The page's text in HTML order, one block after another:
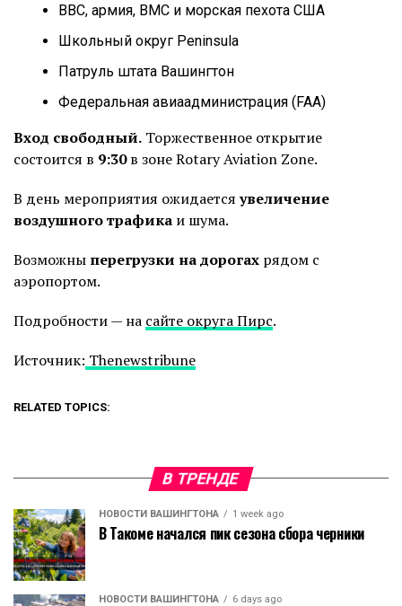
ВВС, армия, ВМС и морская пехота США
Школьный округ Peninsula
Патруль штата Вашингтон
Федеральная авиаадминистрация (FAA)
Вход свободный. Торжественное открытие
состоится в 9:30в зоне Rotary Aviation Zone.
В день мероприятия ожидаетсяувеличение
воздушного трафика и шума.
Возможны перегрузки на дорогах рядом с
аэропортом.
Подробности — на сайте округа Пирс.
Источник: Thenewstribune
RELATED TOPICS:
В ТРЕНДЕ
НОВОСТИ ВАШИНГТОНА 1 week ago
В Такоме начался пик сезона сбора черники
НОВОСТИ ВАШИНГТОНА 6 days ago